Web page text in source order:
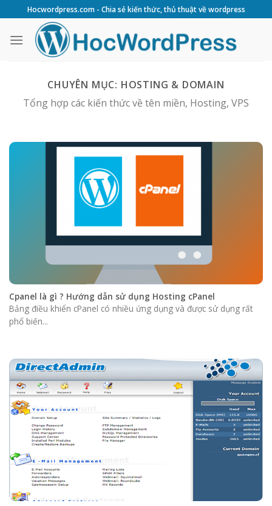
to
content
Hocwordpress.com - Chia sẻ kiến thức, thủ thuật về wordpress
CHUYÊN MỤC: HOSTING & DOMAIN
Tổng hợp các kiến thức về tên miền, Hosting, VPS
Cpanel là gì ? Hướng dẫn sử dụng Hosting cPanel
Bảng điều khiển cPanel có nhiều ứng dụng và được sử dụng rất
phổ biến...